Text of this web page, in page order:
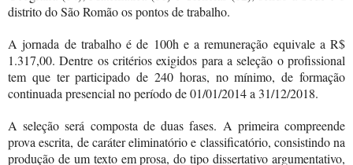
distrito do São Romão os pontos de trabalho.
A jornada de trabalho é de 100h e a remuneração equivale a R$
1.317,00. Dentre os critérios exigidos para a seleção o profissional
tem que ter participado de 240 horas, no mínimo, de formação
continuada presencial no período de 01/01/2014 a 31/12/2018.
A seleção será composta de duas fases. A primeira compreende
prova escrita, de caráter eliminatório e classificatório, consistindo na
produção de um texto em prosa, do tipo dissertativo argumentativo,